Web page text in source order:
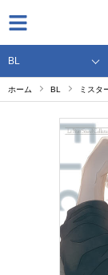
ホーム BL ミスタ